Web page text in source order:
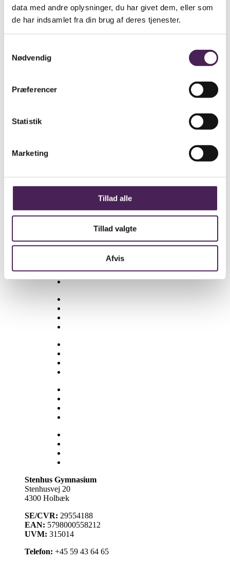
data med andre oplysninger, du har givet dem, eller som
de har indsamlet fra din brug af deres tjenester.
Nødvendig
Præferencer
Statistik
Marketing
Tillad alle
Tillad valgte
Afvis
specifikt?
Besøgselever
Elevtjenesten
Eksamen og terminsprøver
Fravær
Medarbejdere
Stenhus Gymnasium
Stenhusvej 20
4300 Holbæk
SE/CVR: 29554188
EAN: 5798000558212
UVM: 315014
Telefon: +45 59 43 64 65